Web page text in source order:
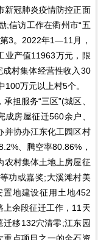
新冠肺炎疫情防控正面
;信访工作在衢州市“五
3。2022年1—11月，
业产值11963万元，限
成村集体经营性收入30
万元以上村5个。
服务“三区”(城区、
房屋征迁560余户、
并协办江东化工园区村
、腾空率80.86%，
农村集体土地上房屋征
功或嘉奖;大溪滩村美
地建设征用土地452
上余段征迁工作，11天
移132穴清零;江东园